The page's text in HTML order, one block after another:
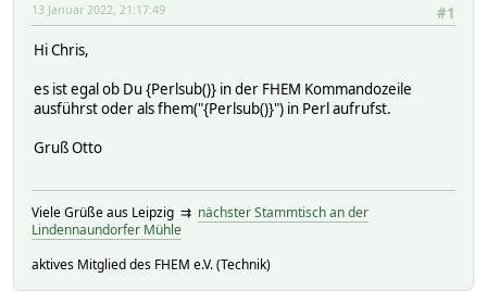
#1
13 Januar 2022, 21:17:49
Hi Chris,
es ist egal ob Du {Perlsub()} in der FHEM Kommandozeile
ausführst oder als fhem("{Perlsub()}") in Perl aufrufst.
Gruß Otto
Viele Grüße aus Leipzig ⇉ nächster Stammtisch an der
Lindennaundorfer Mühle
aktives Mitglied des FHEM e.V. (Technik)